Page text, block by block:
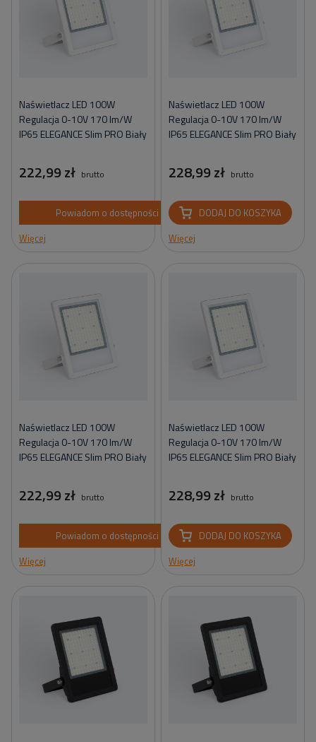
Naświetlacz LED 100W
Regulacja 0-10V 170 lm/W
IP65 ELEGANCE Slim PRO Biały
222,99 zł brutto
Powiadom o dostępności
Więcej
Naświetlacz LED 100W
Regulacja 0-10V 170 lm/W
IP65 ELEGANCE Slim PRO Biały
228,99 zł brutto
DODAJ DO KOSZYKA
Więcej
Naświetlacz LED 100W
Regulacja 0-10V 170 lm/W
IP65 ELEGANCE Slim PRO Biały
222,99 zł brutto
Powiadom o dostępności
Więcej
Naświetlacz LED 100W
Regulacja 0-10V 170 lm/W
IP65 ELEGANCE Slim PRO Biały
228,99 zł brutto
DODAJ DO KOSZYKA
Więcej